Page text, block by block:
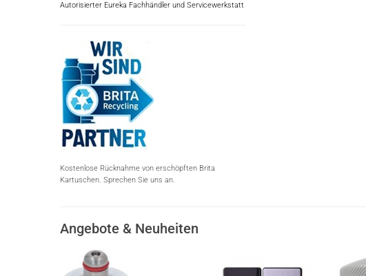
Autorisierter Eureka Fachhändler und Servicewerkstatt
Kostenlose Rücknahme von erschöpften Brita
Kartuschen. Sprechen Sie uns an.
Angebote & Neuheiten